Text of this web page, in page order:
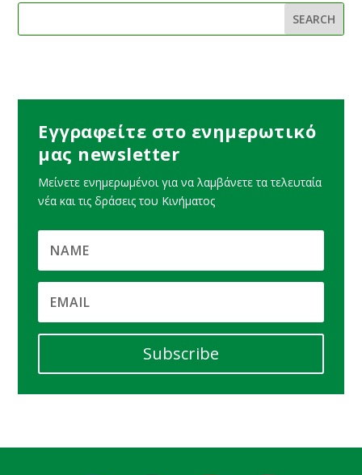
Εγγραφείτε στο ενημερωτικό
μας newsletter
Μείνετε ενημερωμένοι για να λαμβάνετε τα τελευταία
νέα και τις δράσεις του Κινήματος
Subscribe